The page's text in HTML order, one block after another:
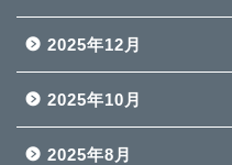
2025年12月
2025年10月
2025年8月